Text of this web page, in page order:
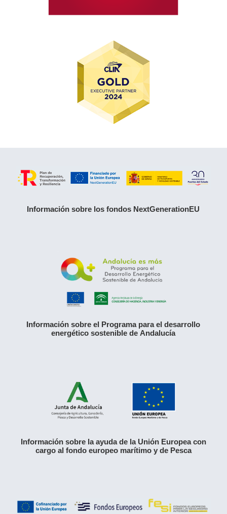
Información sobre los fondos NextGenerationEU
Información sobre el Programa para el desarrollo
energético sostenible de Andalucía
Información sobre la ayuda de la Unión Europea con
cargo al fondo europeo marítimo y de Pesca